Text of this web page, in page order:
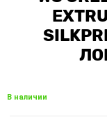
В наличии
ДОП. УСЛУГИ
ВОПРОС-ОТВЕТ